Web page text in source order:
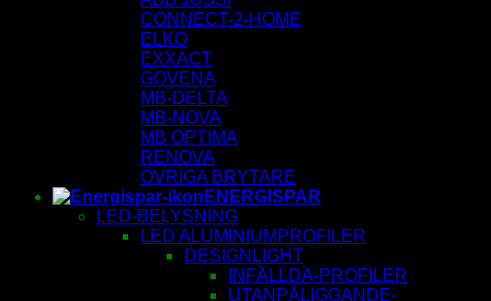
CONNECT-2-HOME
ELKO
EXXACT
GOVENA
MB-DELTA
MB-NOVA
MB OPTIMA
RENOVA
ÖVRIGA BRYTARE
ENERGISPAR
LED-BELYSNING
LED ALUMINIUMPROFILER
DESIGNLIGHT
INFÄLLDA-PROFILER
UTANPÅLIGGANDE-